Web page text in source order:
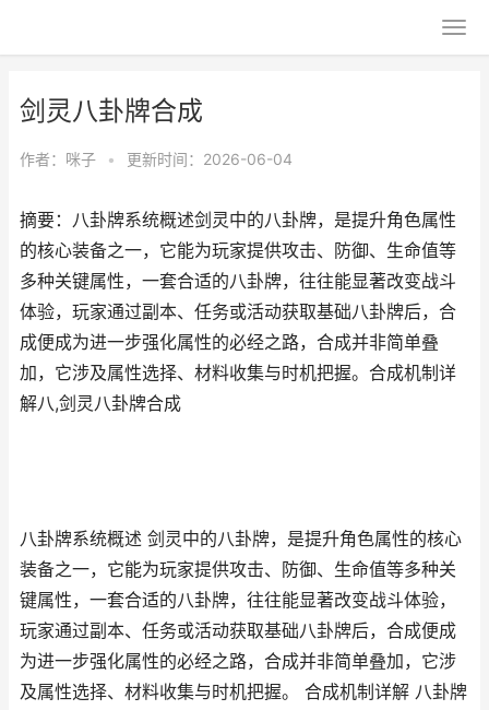
剑灵八卦牌合成
作者： 咪子 • 更新时间：2026-06-04
摘要：八卦牌系统概述剑灵中的八卦牌，是提升角色属性
的核心装备之一，它能为玩家提供攻击、防御、生命值等
多种关键属性，一套合适的八卦牌，往往能显著改变战斗
体验，玩家通过副本、任务或活动获取基础八卦牌后，合
成便成为进一步强化属性的必经之路，合成并非简单叠
加，它涉及属性选择、材料收集与时机把握。合成机制详
解八,剑灵八卦牌合成
八卦牌系统概述 剑灵中的八卦牌，是提升角色属性的核心
装备之一，它能为玩家提供攻击、防御、生命值等多种关
键属性，一套合适的八卦牌，往往能显著改变战斗体验，
玩家通过副本、任务或活动获取基础八卦牌后，合成便成
为进一步强化属性的必经之路，合成并非简单叠加，它涉
及属性选择、材料收集与时机把握。 合成机制详解 八卦牌